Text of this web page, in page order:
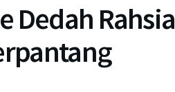
Dedah Rahsia